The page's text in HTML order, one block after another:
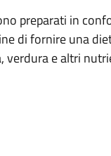
preparati in
di fornire una
e altri